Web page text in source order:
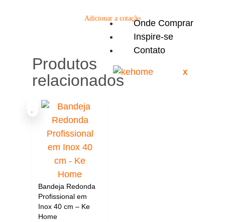
Onde Comprar
Inspire-se
Contato
X
Adicionar a cotação
Produtos
relacionados
Bandeja Redonda
Profissional em
Inox 40 cm – Ke
Home